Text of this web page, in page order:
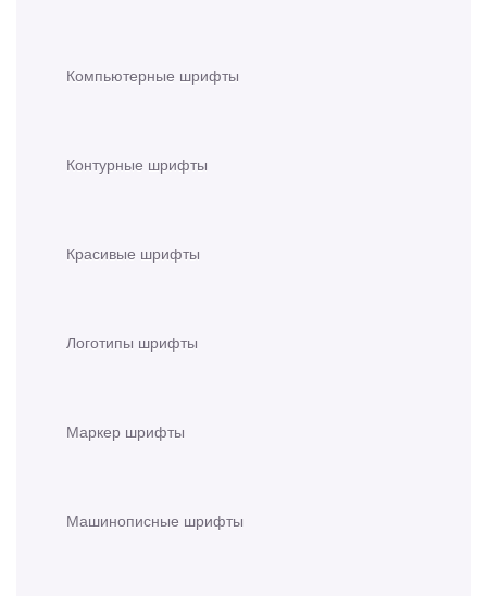
Компьютерные шрифты
Контурные шрифты
Красивые шрифты
Логотипы шрифты
Маркер шрифты
Машинописные шрифты